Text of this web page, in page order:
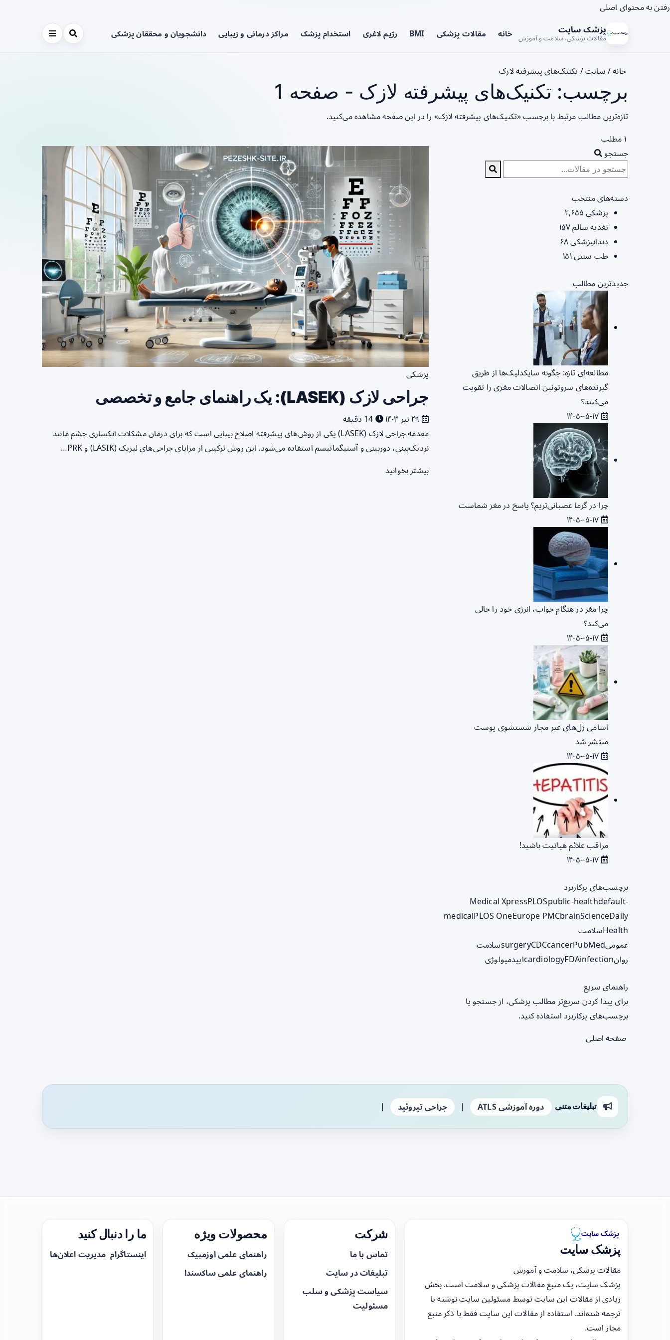
رفتن به محتوای اصلی
پزشک سایت
مقالات پزشکی، سلامت و آموزش خانه مقالات پزشکی BMI رژیم لاغری استخدام پزشک مراکز درمانی و زیبایی دانشجویان و محققان پزشکی
خانه/ سایت/ تکنیک‌های پیشرفته لازک
برچسب: تکنیک‌های پیشرفته لازک - صفحه 1
تازه‌ترین مطالب مرتبط با برچسب «تکنیک‌های پیشرفته لازک» را در این صفحه مشاهده می‌کنید.
۱ مطلب
پزشکی
جراحی لازک (LASEK): یک راهنمای جامع و تخصصی
مقدمه جراحی لازک (LASEK) یکی از روش‌های پیشرفته اصلاح بینایی است که برای درمان مشکلات انکساری چشم مانند
نزدیک‌بینی، دوربینی و آستیگماتیسم استفاده می‌شود. این روش ترکیبی از مزایای جراحی‌های لیزیک (LASIK) و PRK…
بیشتر بخوانید
جستجو
دسته‌های منتخب
پزشکی ۲,۶۵۵
تغذیه سالم۱۵۷
دندانپزشکی۶۸
طب سنتی۱۵۱
جدیدترین مطالب
مطالعه‌ای تازه: چگونه سایکدلیک‌ها از طریق
گیرنده‌های سروتونین اتصالات مغزی را تقویت
می‌کنند؟
چرا در گرما عصبانی‌تریم؟ پاسخ در مغز شماست
چرا مغز در هنگام خواب، انرژی خود را خالی
می‌کند؟
اسامی ژل‌های غیر مجاز شستشوی پوست
منتشر شد
مراقب علائم هپاتیت باشید!
برچسب‌های پرکاربرد
Medical XpressPLOSpublic-healthdefault-
medicalPLOS OneEurope PMCbrainScienceDaily
Healthسلامت
عمومی
surgeryCDCcancerPubMed
سلامت
روان
cardiologyFDAinfection اپیدمیولوژی
راهنمای سریع
برای پیدا کردن سریع‌تر مطالب پزشکی، از جستجو یا
برچسب‌های پرکاربرد استفاده کنید.
صفحه اصلی
تبلیغات متنی دوره آموزشی ATLS | جراحی تیروئید |
پزشک سایت
مقالات پزشکی، سلامت و آموزش
پزشک سایت، یک منبع مقالات پزشکی و سلامت است. بخش
زیادی از مقالات این سایت توسط مسئولین سایت نوشته یا
ترجمه شده‌اند. استفاده از مقالات این سایت فقط با ذکر منبع
مجاز است.
شرکت
تماس با ما
تبلیغات در سایت
سیاست پزشکی و سلب
مسئولیت
محصولات ویژه
راهنمای علمی اوزمپیک
راهنمای علمی ساکسندا
ما را دنبال کنید
اینستاگرام مدیریت اعلان‌ها